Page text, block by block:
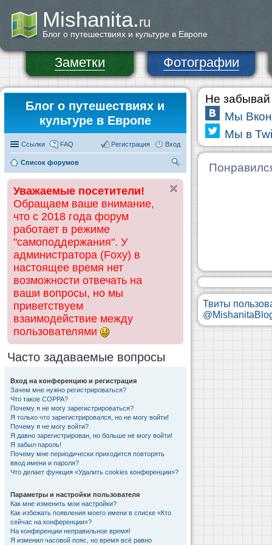
Mishanita.ru
Блог о путешествиях и культуре в Европе
Заметки Фотографии
Блог о путешествиях и
культуре в Европе
Ссылки FAQ Вход
Регистрация
Список форумов
ск
Уважаемые посетители!
Обращаем ваше внимание,
что с 2018 года форум
работает в режиме
"самоподдержания". У
администратора (Foxy) в
настоящее время нет
возможности отвечать на
ваши вопросы, но мы
приветствуем
взаимодействие между
пользователями
Часто задаваемые вопросы
Вход на конференцию и регистрация
Зачем мне нужно регистрироваться?
Что такое COPPA?
Почему я не могу зарегистрироваться?
Я только что зарегистрировался, но не могу войти!
Почему я не могу войти?
Я давно зарегистрирован, но больше не могу войти!
Я забыл пароль!
Почему мне периодически приходится повторять
ввод имени и пароля?
Что делает функция «Удалить cookies конференции»?
Параметры и настройки пользователя
Как мне изменить мои настройки?
Как избежать появления моего имени в списке «Кто
сейчас на конференции»?
На конференции неправильное время!
Я изменил часовой пояс, но время всё равно
Не забывай
Мы
Мы в
Твиты